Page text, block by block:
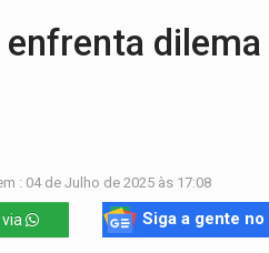
a drones durante exercício
Oeste, CINEMAZÔNIA leva
(8) de calor intenso e tempo
espera, asfalto chega ao bairro
programação do Festival de
: 04 de Julho de 2025 às 17:08
Siga a gente